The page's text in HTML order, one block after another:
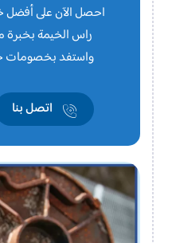
احصل الآن على أفضل
راس الخيمة
واستفد بخصومات
اتصل بنا